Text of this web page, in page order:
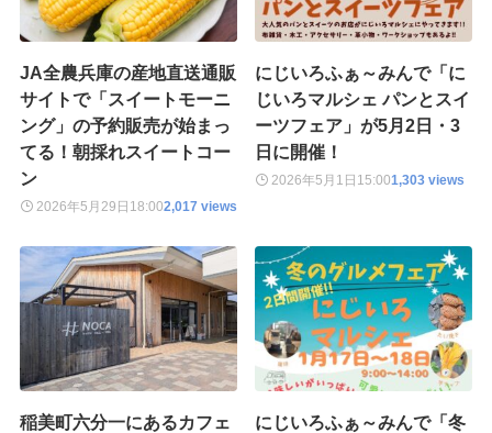
JA全農兵庫の産地直送通販
サイトで「スイートモーニ
ング」の予約販売が始まっ
てる！朝採れスイートコー
ン
2026年5月29日 18:002,017 views
にじいろふぁ～みんで「に
じいろマルシェ パンとスイ
ーツフェア」が5月2日・3
日に開催！
2026年5月1日 15:001,303 views
稲美町六分一にあるカフェ
にじいろふぁ～みんで「冬